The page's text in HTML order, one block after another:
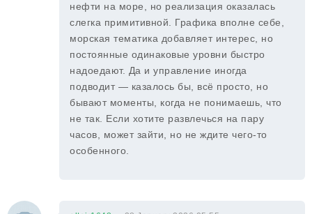
нефти на море, но реализация оказалась
слегка примитивной. Графика вполне себе,
морская тематика добавляет интерес, но
постоянные одинаковые уровни быстро
надоедают. Да и управление иногда
подводит — казалось бы, всё просто, но
бывают моменты, когда не понимаешь, что
не так. Если хотите развлечься на пару
часов, может зайти, но не ждите чего-то
особенного.